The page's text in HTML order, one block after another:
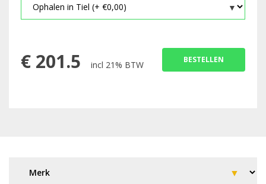
€ 201.5 incl 21% BTW BESTELLEN